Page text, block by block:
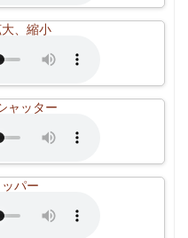
、縮小
ャッター
パー